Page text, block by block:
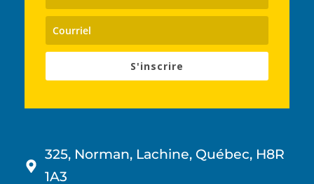
S'inscrire
325, Norman, Lachine, Québec, H8R
1A3